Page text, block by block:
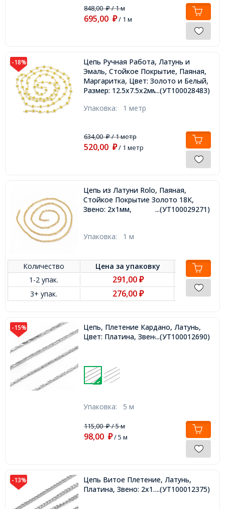
848,00₽/ 1 м
695,00 ₽/ 1 м
-18%
Цепь Ручная Работа, Латунь и
Эмаль, Стойкое Покрытие, Паяная,
Маргаритка, Цвет: Золото и Белый,
Размер: 12.5х7.5х2мм,...(УТ100028483)
Упаковка: 1 метр
634,00₽/ 1 метр
520,00 ₽/ 1 метр
Цепь из Латуни Rolo, Паяная,
Стойкое Покрытие Золото 18К,
Звено: 2х1мм,
...(УТ100029271)
Упаковка: 1 м
Количество Цена заупаковку
1-2 упак.
291,00 ₽
3+ упак. 276,00 ₽
-15%
Цепь, Плетение Кардано, Латунь,
Цвет: Платина, Звено: 0.9х0.6мм,
...(УТ100012690)
Упаковка: 5 м
115,00₽/ 5 м
98,00 ₽/ 5 м
-13%
Цепь Витое Плетение, Латунь,
Платина, Звено: 2х1.5х1мм,...(УТ100012375)